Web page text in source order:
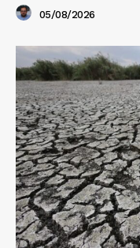
05/08/2026